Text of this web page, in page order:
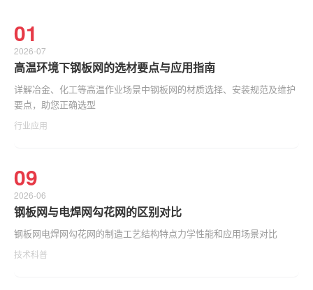
01
2026-07
高温环境下钢板网的选材要点与应用指南
详解冶金、化工等高温作业场景中钢板网的材质选择、安装规范及维护
要点，助您正确选型
行业应用
09
2026-06
钢板网与电焊网勾花网的区别对比
钢板网电焊网勾花网的制造工艺结构特点力学性能和应用场景对比
技术科普